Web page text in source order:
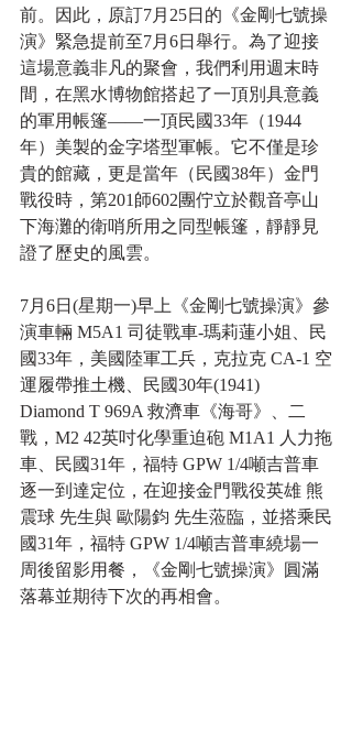
前。因此，原訂7月25日的《金剛七號操
演》緊急提前至7月6日舉行。為了迎接
這場意義非凡的聚會，我們利用週末時
間，在黑水博物館搭起了一頂別具意義
的軍用帳篷——一頂民國33年（1944
年）美製的金字塔型軍帳。它不僅是珍
貴的館藏，更是當年（民國38年）金門
戰役時，第201師602團佇立於觀音亭山
下海灘的衛哨所用之同型帳篷，靜靜見
證了歷史的風雲。
7月6日(星期一)早上《金剛七號操演》參
演車輛 M5A1 司徒戰車-瑪莉蓮小姐、
民
國33年，美國陸軍工兵，克拉克 CA-1 空
運履帶推土機、民國30年(1941)
Diamond T 969A 救濟車《海哥》、二
戰，M2 42英吋化學重迫砲 M1A1 人力拖
車、民國31年，福特 GPW 1/4噸吉普車
逐一到達定位，在迎接金門戰役英雄 熊
震球 先生與 歐陽鈞 先生蒞臨，並搭乘民
國31年，福特 GPW 1/4噸吉普車繞場一
周後留影用餐，
《金剛七號操演》圓滿
落幕並期待下次的再相會。